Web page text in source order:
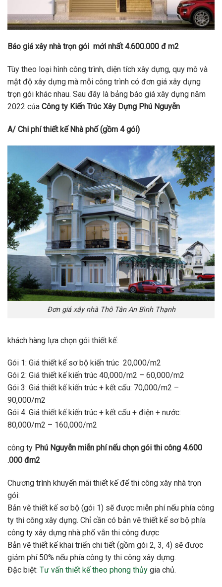
Báo giá xây nhà trọn gói mới nhất 4.600.000 đ m2
Tùy theo loại hình công trình, diện tích xây dựng, quy mô và
mật độ xây dựng mà mỗi công trình có đơn giá xây dựng
trọn gói khác nhau. Sau đây là bảng báo giá xây dựng năm
2022 của Công ty Kiến Trúc Xây Dựng Phú Nguyễn
A/ Chi phí thiết kế Nhà phố (gồm 4 gói)
Đơn giá xây nhà Thô Tân An Bình Thạnh
khách hàng lựa chọn gói thiết kế:
Gói 1: Giá thiết kế sơ bộ kiến trúc 20,000/m2
Gói 2: Giá thiết kế kiến trúc 40,000/m2 – 60,000/m2
Gói 3: Giá thiết kế kiến trúc + kết cấu: 70,000/m2 –
90,000/m2
Gói 4: Giá thiết kế kiến trúc + kết cấu + điện + nước:
80,000/m2 – 160,000/m2
công ty Phú Nguyễn miễn phí nếu chọn gói thi công 4.600
.000 đm2
Chương trình khuyến mãi thiết kế để thi công xây nhà trọn
gói:
Bản vẽ thiết kế sơ bộ (gói 1) sẽ được miễn phí nếu phía công
ty thi công xây dựng. Chỉ cần có bản vẽ thiết kế sơ bộ phía
công ty xây dựng nhà phố vẫn thi công được
Bản vẽ thiết kế khai triển chi tiết (gồm gói 2, 3, 4) sẽ được
giảm phí 50% nếu phía công ty thi công xây dựng.
Đặc biệt: Tư vấn thiết kế theo phong thủy gia chủ.